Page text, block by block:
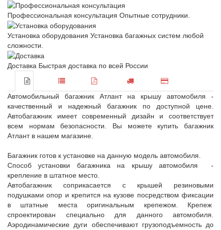
Профессиональная консультация Опытные сотрудники.
Установка оборудования Установка багажных систем любой
сложности.
Доставка Быстрая доставка по всей России
Автомобильный багажник Атлант на крышу автомобиля -
качественный и надежный багажник по доступной цене.
Автобагажник имеет современный дизайн и соответствует
всем нормам безопасности. Вы можете купить багажник
Атлант в нашем магазине.
Багажник готов к установке на данную модель автомобиля.
Способ установки багажника на крышу автомобиля -
крепление в штатное место.
Автобагажник соприкасается с крышей резиновыми
подушками опор и крепится на кузове посредством фиксации
в штатные места оригинальным крепежом. Крепеж
спроектирован специально для данного автомобиля.
Аэродинамические дуги обеспечивают грузоподъемность до